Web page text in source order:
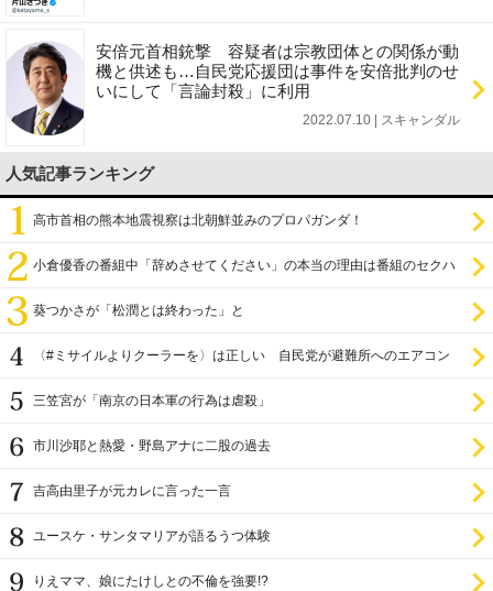
安倍元首相銃撃 容疑者は宗教団体との関係が動
機と供述も…自民党応援団は事件を安倍批判のせ
いにして「言論封殺」に利用
2022.07.10 | スキャンダル
人気記事ランキング
高市首相の熊本地震視察は北朝鮮並みのプロパガンダ！
小倉優香の番組中「辞めさせてください」の本当の理由は番組のセクハ
葵つかさが「松潤とは終わった」と
〈#ミサイルよりクーラーを〉は正しい 自民党が避難所へのエアコン
三笠宮が「南京の日本軍の行為は虐殺」
市川沙耶と熱愛・野島アナに二股の過去
吉高由里子が元カレに言った一言
ユースケ・サンタマリアが語るうつ体験
りえママ、娘にたけしとの不倫を強要!?